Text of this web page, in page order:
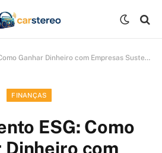
Ganhar Dinheiro com Empresas Sustentáveis Hoje
FINANÇAS
ESG: Como
Dinheiro com